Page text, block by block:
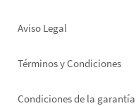
Aviso Legal
Términos y Condiciones
Condiciones de la garantía